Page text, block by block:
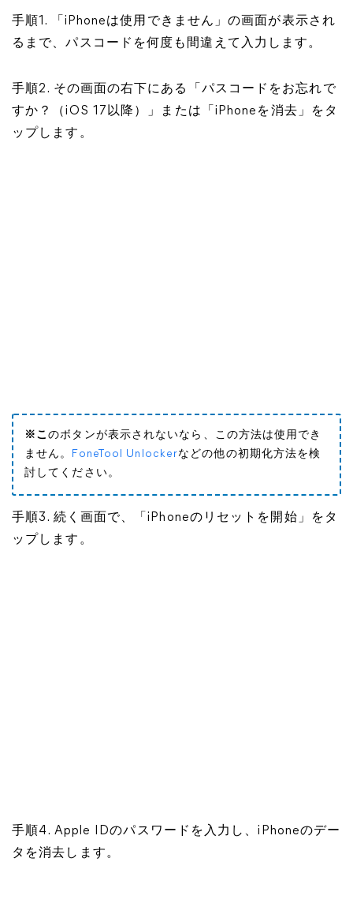
手順1. 「iPhoneは使用できません」の画面が表示され
るまで、パスコードを何度も間違えて入力します。
手順2. その画面の右下にある「パスコードをお忘れで
すか？（iOS 17以降）」または「iPhoneを消去」をタ
ップします。
※このボタンが表示されないなら、この方法は使用でき
ません。 FoneTool Unlockerなどの他の初期化方法を検
討してください。
手順3. 続く画面で、「iPhoneのリセットを開始」をタ
ップします。
手順4. Apple IDのパスワードを入力し、iPhoneのデー
タを消去します。